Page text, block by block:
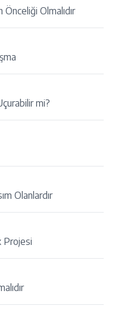
Olmalıdır
mi?
Olanlardır
Projesi